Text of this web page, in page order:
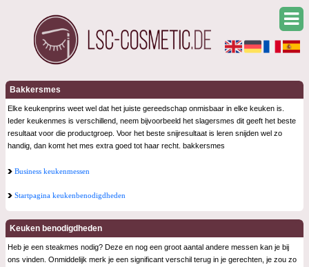
Bakkersmes
Elke keukenprins weet wel dat het juiste gereedschap onmisbaar in elke keuken is.
Ieder keukenmes is verschillend, neem bijvoorbeeld het slagersmes dit geeft het beste
resultaat voor die productgroep. Voor het beste snijresultaat is leren snijden wel zo
handig, dan komt het mes extra goed tot haar recht. bakkersmes
Business keukenmessen
Startpagina keukenbenodigdheden
Keuken benodigdheden
Heb je een steakmes nodig? Deze en nog een groot aantal andere messen kan je bij
ons vinden. Onmiddelijk merk je een significant verschil terug in je gerechten, je zou zo